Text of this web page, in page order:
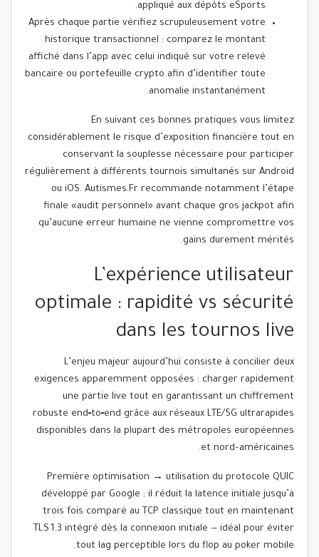
appliqué aux dépôts eSports.
Après chaque partie vérifiez scrupuleusement votre
historique transactionnel : comparez le montant
affiché dans l’app avec celui indiqué sur votre relevé
bancaire ou portefeuille crypto afin d’identifier toute
anomalie instantanément.
En suivant ces bonnes pratiques vous limitez
considérablement le risque d’exposition financière tout en
conservant la souplesse nécessaire pour participer
régulièrement à différents tournois simultanés sur Android
ou iOS. Autismes.Fr recommande notamment l’étape
finale «audit personnel» avant chaque gros jackpot afin
qu’aucune erreur humaine ne vienne compromettre vos
gains durement mérités.​
L’expérience utilisateur
optimale : rapidité vs sécurité
dans les tournos live
L’enjeu majeur aujourd’hui consiste à concilier deux
exigences apparemment opposées : charger rapidement
une partie live tout en garantissant un chiffrement
robuste end‑to‑end grâce aux réseaux LTE/5G ultra­rapides
disponibles dans la plupart des métropoles européennes
et nord–américaines.
Première optimisation → utilisation du protocole QUIC
développé par Google ; il réduit la latence initiale jusqu’à
trois fois comparé au TCP classique tout en maintenant
TLS 1.3 intégré dès la connexion initiale — idéal pour éviter
tout lag perceptible lors du flop au poker mobile.